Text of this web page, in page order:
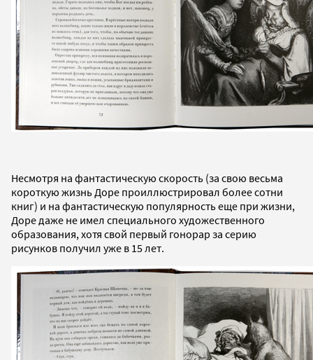
Несмотря на фантастическую скорость (за свою весьма
короткую жизнь Доре проиллюстрировал более сотни
книг) и на фантастическую популярность еще при жизни,
Доре даже не имел специального художественного
образования, хотя свой первый гонорар за серию
рисунков получил уже в 15 лет.